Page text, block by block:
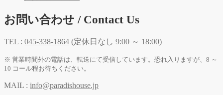
お問い合わせ / Contact Us
TEL : 045-338-1864 (定休日なし 9:00 ～ 18:00)
※ 営業時間外の電話は、転送にて受信しています。恐れ入りますが、8 ～
10 コール程お待ちください。
MAIL : info@paradishouse.jp